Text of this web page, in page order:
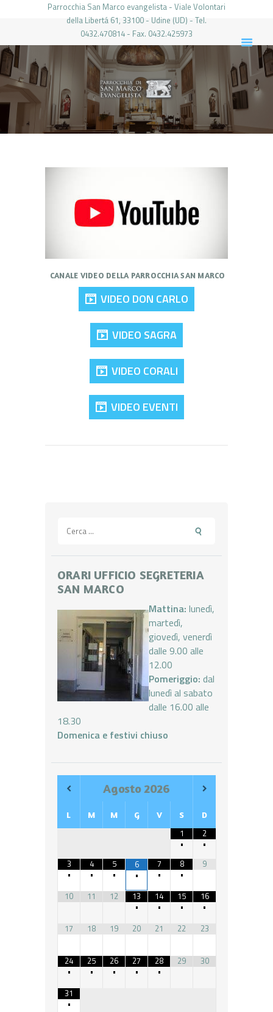
Parrocchia San Marco evangelista - Viale Volontari
della Libertá 61, 33100 - Udine (UD) - Tel.
0432.470814 - Fax. 0432.425973
PARROCCHIA DI SAN MARCO UDINE
HOME
LA PARROCCHIA
IL PARROCO
LE ATTIVITÀ
PIERABECH
CONTATTI
LOGIN
CANALE VIDEO DELLA PARROCCHIA SAN MARCO
VIDEO DON CARLO
VIDEO SAGRA
VIDEO CORALI
VIDEO EVENTI
per:
ORARI UFFICIO SEGRETERIA
SAN MARCO
Mattina: lunedì,
martedì,
giovedì, venerdì
dalle 9.00 alle
12.00
Pomeriggio: dal
lunedì al sabato
dalle 16.00 alle
18.30
Domenica e festivi chiuso
Agosto 2026
L M M G V S D
1
•
2
•
3
•
4
•
5
•
6
•
7
•
8
•
9
10 11 12
13
•
14
•
15
•
16
•
17
18 19 20 21 22 23
24
•
25
•
26
•
27
•
28
•
29 30
31
•